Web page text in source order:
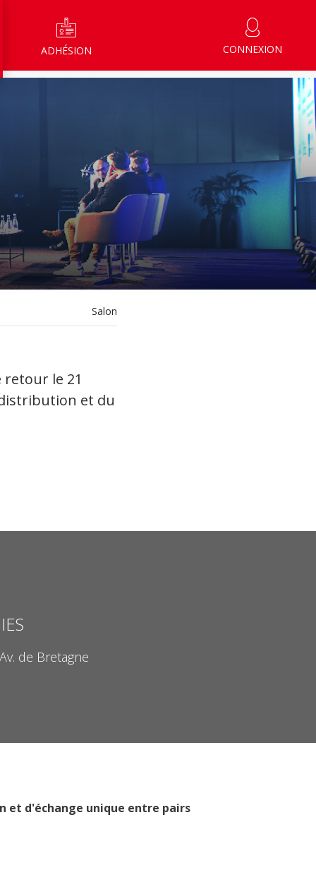
ADHÉSION CONNEXION
Salon
le 21
et du
de Bretagne
et d'échange unique entre pairs